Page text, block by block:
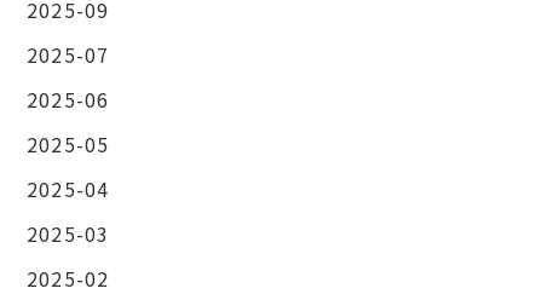
2025-09
2025-07
2025-06
2025-05
2025-04
2025-03
2025-02